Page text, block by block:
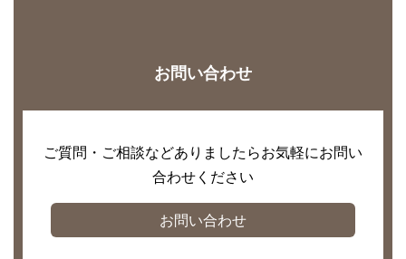
お問い合わせ
ご質問・ご相談などありましたらお気軽にお問い
合わせください
お問い合わせ